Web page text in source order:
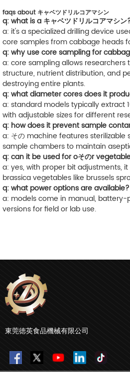
faqs about キャベツドリルコアマシン
q: what is a キャベツドリルコアマシン
a: it's a specialized drilling device
core samples from cabbage heads
q: why use core sampling for
a: core sampling allows researchers
structure, nutrient distribution, and
destroying entire plants.
q: what diameter cores does it
a: standard models typically extract
with adjustable sizes for different
q: how does it prevent sample
a: その machine features sterilizable
sample chambers to maintain
q: can it be used for oそのr
a: yes, with proper bit adjustments,
brassica vegetables like brussels
q: what power options are available?
a: models come in manual, battery-
versions for field or lab use.
東莞徳英食品機械有限公司